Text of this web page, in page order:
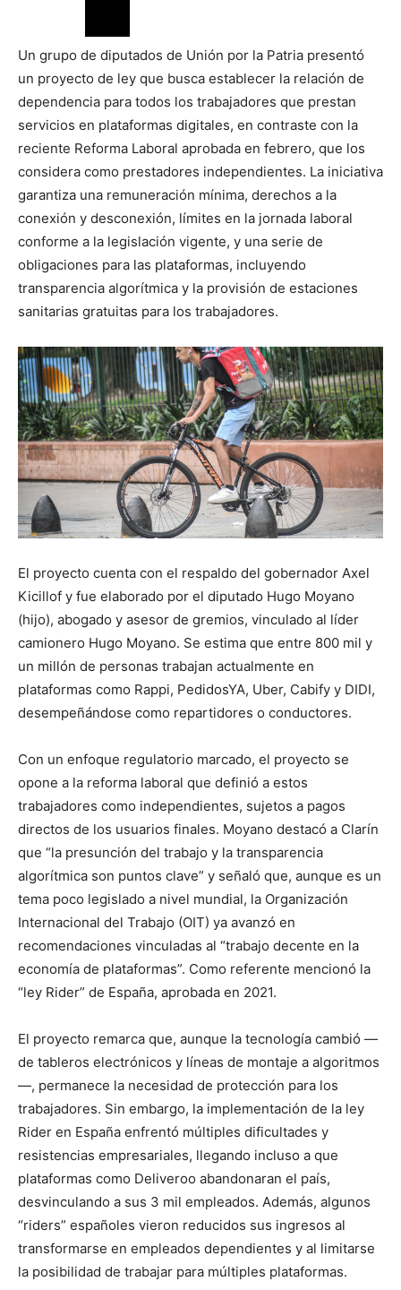
Un grupo de diputados de Unión por la Patria presentó
un proyecto de ley que busca establecer la relación de
dependencia para todos los trabajadores que prestan
servicios en plataformas digitales, en contraste con la
reciente Reforma Laboral aprobada en febrero, que los
considera como prestadores independientes. La iniciativa
garantiza una remuneración mínima, derechos a la
conexión y desconexión, límites en la jornada laboral
conforme a la legislación vigente, y una serie de
obligaciones para las plataformas, incluyendo
transparencia algorítmica y la provisión de estaciones
sanitarias gratuitas para los trabajadores.
El proyecto cuenta con el respaldo del gobernador Axel
Kicillof y fue elaborado por el diputado Hugo Moyano
(hijo), abogado y asesor de gremios, vinculado al líder
camionero Hugo Moyano. Se estima que entre 800 mil y
un millón de personas trabajan actualmente en
plataformas como Rappi, PedidosYA, Uber, Cabify y DIDI,
desempeñándose como repartidores o conductores.
Con un enfoque regulatorio marcado, el proyecto se
opone a la reforma laboral que definió a estos
trabajadores como independientes, sujetos a pagos
directos de los usuarios finales. Moyano destacó a Clarín
que “la presunción del trabajo y la transparencia
algorítmica son puntos clave” y señaló que, aunque es un
tema poco legislado a nivel mundial, la Organización
Internacional del Trabajo (OIT) ya avanzó en
recomendaciones vinculadas al “trabajo decente en la
economía de plataformas”. Como referente mencionó la
“ley Rider” de España, aprobada en 2021.
El proyecto remarca que, aunque la tecnología cambió —
de tableros electrónicos y líneas de montaje a algoritmos
—, permanece la necesidad de protección para los
trabajadores. Sin embargo, la implementación de la ley
Rider en España enfrentó múltiples dificultades y
resistencias empresariales, llegando incluso a que
plataformas como Deliveroo abandonaran el país,
desvinculando a sus 3 mil empleados. Además, algunos
“riders” españoles vieron reducidos sus ingresos al
transformarse en empleados dependientes y al limitarse
la posibilidad de trabajar para múltiples plataformas.